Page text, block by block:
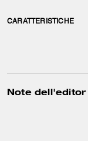
CARATTERISTICHE
Note dell'editor